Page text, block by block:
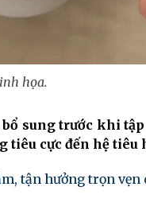
họa.
sung trước khi
tiêu cực đến hệ tiêu
tận hưởng trọn vẹn